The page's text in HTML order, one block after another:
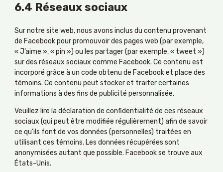
6.4 Réseaux sociaux
Sur notre site web, nous avons inclus du contenu provenant
de Facebook pour promouvoir des pages web (par exemple,
« J’aime », « pin ») ou les partager (par exemple, « tweet »)
sur des réseaux sociaux comme Facebook. Ce contenu est
incorporé grâce à un code obtenu de Facebook et place des
témoins. Ce contenu peut stocker et traiter certaines
informations à des fins de publicité personnalisée.
Veuillez lire la déclaration de confidentialité de ces réseaux
sociaux (qui peut être modifiée régulièrement) afin de savoir
ce qu’ils font de vos données (personnelles) traitées en
utilisant ces témoins. Les données récupérées sont
anonymisées autant que possible. Facebook se trouve aux
États-Unis.